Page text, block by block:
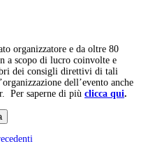
organizzatore e da oltre 80
a scopo di lucro coinvolte e
dei consigli direttivi di tali
dell’evento anche
Per saperne di più clicca qui.